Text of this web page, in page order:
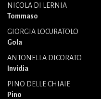
NICOLA DI LERNIA
Tommaso
GIORGIA LOCURATOLO
Gola
ANTONELLA DICORATO
Invidia
PINO DELLE CHIAIE
Pino